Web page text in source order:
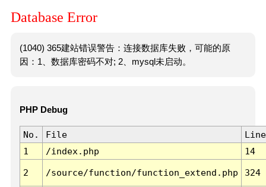
Database Error
(1040) 365建站错误警告：连接数据库失败，可能的原
因：1、数据库密码不对; 2、mysql未启动。
PHP Debug
No. File
Line
1
/index.php 14
2 /source/function/function_extend.php 324